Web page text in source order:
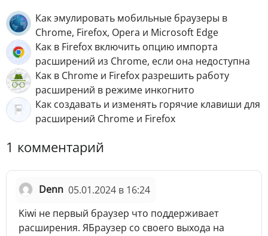
Как эмулировать мобильные браузеры в
Chrome, Firefox, Opera и Microsoft Edge
Как в Firefox включить опцию импорта
расширений из Chrome, если она недоступна
Как в Chrome и Firefox разрешить работу
расширений в режиме инкогнито
Как создавать и изменять горячие клавиши для
расширений Chrome и Firefox
1 комментарий
Denn 05.01.2024 в 16:24
Kiwi не первый браузер что поддерживает
расширения. ЯБраузер со своего выхода на